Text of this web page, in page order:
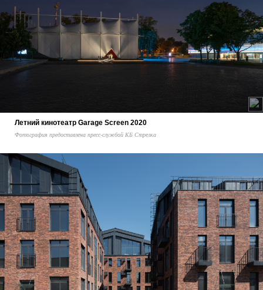
Летний кинотеатр Garage Screen 2020
Фотография предоставлена пресс-службой КБ Стрелка